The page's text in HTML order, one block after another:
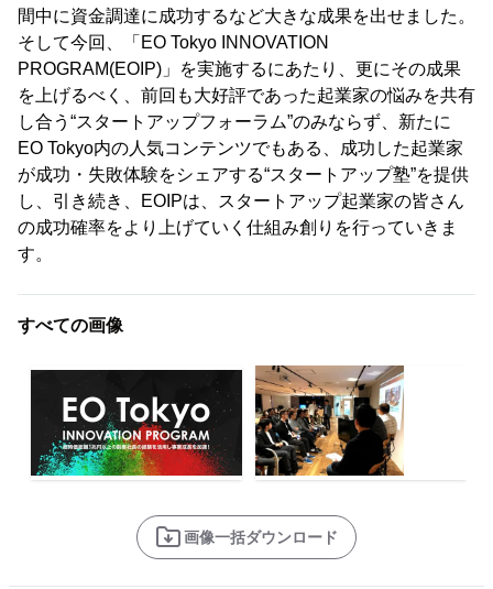
間中に資金調達に成功するなど大きな成果を出せました。
そして今回、「EO Tokyo INNOVATION
PROGRAM(EOIP)」を実施するにあたり、更にその成果
を上げるべく、前回も大好評であった起業家の悩みを共有
し合う“スタートアップフォーラム”のみならず、新たに
EO Tokyo内の人気コンテンツでもある、成功した起業家
が成功・失敗体験をシェアする“スタートアップ塾”を提供
し、引き続き、EOIPは、スタートアップ起業家の皆さん
の成功確率をより上げていく仕組み創りを行っていきま
す。
すべての画像
画像一括ダウンロード